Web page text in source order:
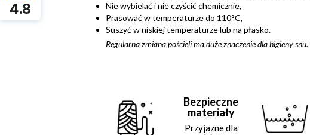
Nie wybielać i nie czyścić chemicznie,
Prasować w temperaturze do 110°C,
Suszyć w niskiej temperaturze lub na płasko.
Regularna zmiana pościeli ma duże znaczenie dla higieny
Bezpieczne
materiały
Przyjazne dla
4.8